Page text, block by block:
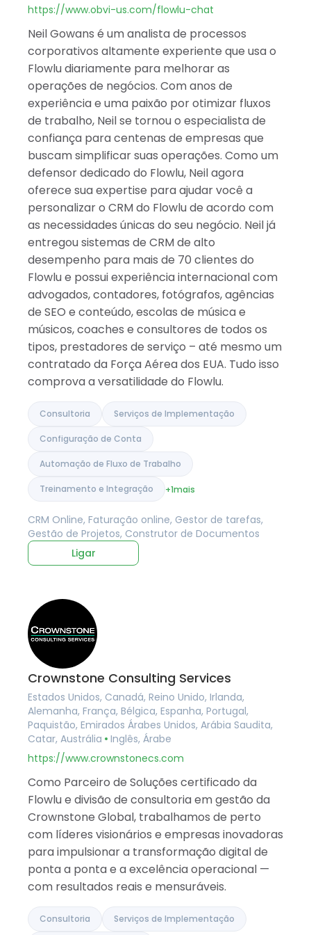
Albânia
Índia
https://www.obvi-us.com/flowlu-chat
Neil Gowans é um analista de processos
corporativos altamente experiente que usa o
Flowlu diariamente para melhorar as
operações de negócios. Com anos de
experiência e uma paixão por otimizar fluxos
de trabalho, Neil se tornou o especialista de
confiança para centenas de empresas que
buscam simplificar suas operações. Como um
defensor dedicado do Flowlu, Neil agora
oferece sua expertise para ajudar você a
personalizar o CRM do Flowlu de acordo com
as necessidades únicas do seu negócio. Neil já
entregou sistemas de CRM de alto
desempenho para mais de 70 clientes do
Flowlu e possui experiência internacional com
advogados, contadores, fotógrafos, agências
de SEO e conteúdo, escolas de música e
músicos, coaches e consultores de todos os
tipos, prestadores de serviço – até mesmo um
contratado da Força Aérea dos EUA. Tudo isso
comprova a versatilidade do Flowlu.
Consultoria Serviços de Implementação
Configuração de Conta
Automação de Fluxo de Trabalho
Treinamento e Integração +1mais
CRM Online, Faturação online, Gestor de tarefas,
Gestão de Projetos, Construtor de Documentos
Ligar
Crownstone Consulting Services
Estados Unidos, Canadá, Reino Unido, Irlanda,
Alemanha, França, Bélgica, Espanha, Portugal,
Paquistão, Emirados Árabes Unidos, Arábia Saudita,
Catar, Austrália
Inglês, Árabe
https://www.crownstonecs.com
Como Parceiro de Soluções certificado da
Flowlu e divisão de consultoria em gestão da
Crownstone Global, trabalhamos de perto
com líderes visionários e empresas inovadoras
para impulsionar a transformação digital de
ponta a ponta e a excelência operacional —
com resultados reais e mensuráveis.
Consultoria Serviços de Implementação